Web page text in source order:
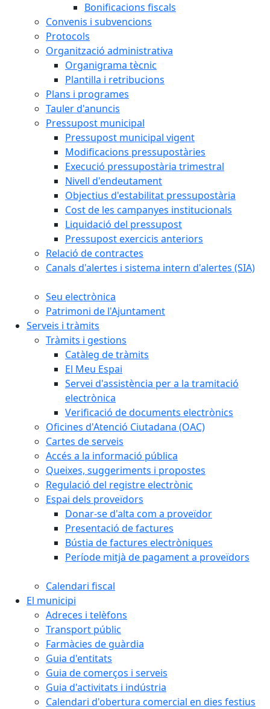
Bonificacions fiscals
Convenis i subvencions
Protocols
Organització administrativa
Organigrama tècnic
Plantilla i retribucions
Plans i programes
Tauler d'anuncis
Pressupost municipal
Pressupost municipal vigent
Modificacions pressupostàries
Execució pressupostària trimestral
Nivell d'endeutament
Objectius d'estabilitat pressupostària
Cost de les campanyes institucionals
Liquidació del pressupost
Pressupost exercicis anteriors
Relació de contractes
Canals d'alertes i sistema intern d'alertes (SIA)
Seu electrònica
Patrimoni de l'Ajuntament
Serveis i tràmits
Tràmits i gestions
Catàleg de tràmits
El Meu Espai
Servei d'assistència per a la tramitació
electrònica
Verificació de documents electrònics
Oficines d'Atenció Ciutadana (OAC)
Cartes de serveis
Accés a la informació pública
Queixes, suggeriments i propostes
Regulació del registre electrònic
Espai dels proveïdors
Donar-se d'alta com a proveïdor
Presentació de factures
Bústia de factures electròniques
Període mitjà de pagament a proveïdors
Calendari fiscal
El municipi
Adreces i telèfons
Transport públic
Farmàcies de guàrdia
Guia d'entitats
Guia de comerços i serveis
Guia d'activitats i indústria
Calendari d'obertura comercial en dies festius